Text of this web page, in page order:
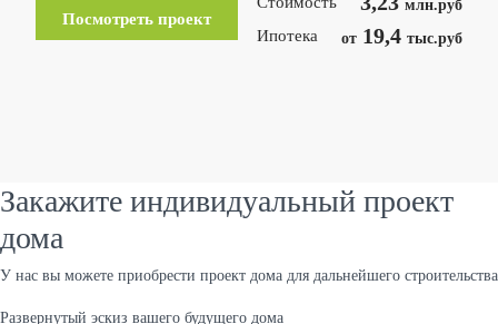
млн.руб
Ипотека от 19,4тыс.руб
Посмотреть проект
Закажите индивидуальный проект
дома
У нас вы можете приобрести проект дома для дальнейшего строительства
Развернутый эскиз вашего будущего дома